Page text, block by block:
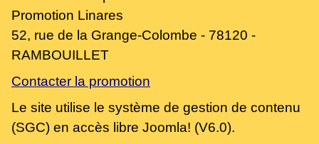
Promotion Linares
52, rue de la Grange-Colombe - 78120 -
RAMBOUILLET
Contacter la promotion
Le site utilise le système de gestion de contenu
(SGC) en accès libre Joomla! (V6.0).